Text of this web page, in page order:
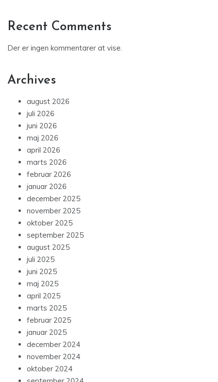
Recent Comments
Der er ingen kommentarer at vise.
Archives
august 2026
juli 2026
juni 2026
maj 2026
april 2026
marts 2026
februar 2026
januar 2026
december 2025
november 2025
oktober 2025
september 2025
august 2025
juli 2025
juni 2025
maj 2025
april 2025
marts 2025
februar 2025
januar 2025
december 2024
november 2024
oktober 2024